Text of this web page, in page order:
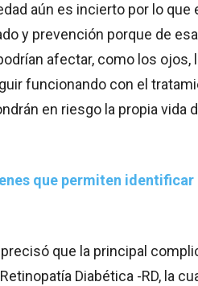
aún es incierto por lo que
y prevención porque de
afectar, como los ojos,
funcionando con el
en riesgo la propia vida
que permiten
que la principal
Diabética -RD, la